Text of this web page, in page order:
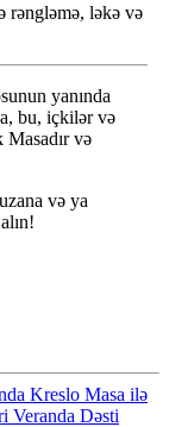
rəngləmə, ləkə və
yanında
bu, içkilər və
və
və ya
Kreslo Masa ilə
Veranda Dəsti